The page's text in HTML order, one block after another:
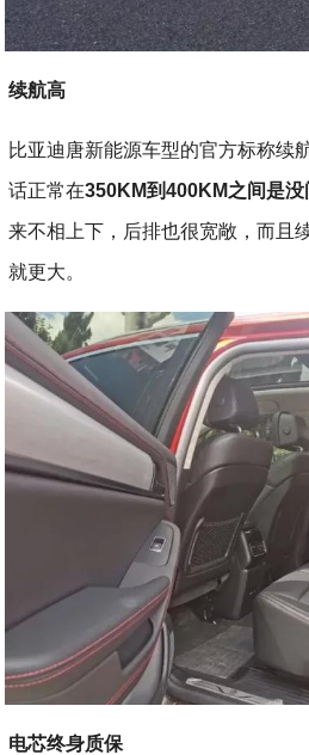
续航高
比亚迪唐新能源车型的官方标称续
话正常在350KM到400KM之间是没
来不相上下，后排也很宽敞，而且
就更大。
电芯终身质保